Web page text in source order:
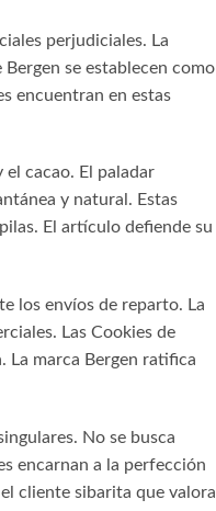
perjudiciales. La
se establecen como
encuentran en estas
cacao. El paladar
y natural. Estas
El artículo defiende su
los envíos de reparto. La
Las Cookies de
La marca Bergen ratifica
No se busca
encarnan a la perfección
cliente sibarita que valora